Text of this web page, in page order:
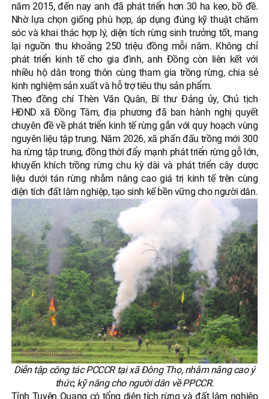
năm 2015, đến nay anh đã phát triển hơn 30 ha keo, bồ đề.
Nhờ lựa chọn giống phù hợp, áp dụng đúng kỹ thuật chăm
sóc và khai thác hợp lý, diện tích rừng sinh trưởng tốt, mang
lại nguồn thu khoảng 250 triệu đồng mỗi năm. Không chỉ
phát triển kinh tế cho gia đình, anh Đồng còn liên kết với
nhiều hộ dân trong thôn cùng tham gia trồng rừng, chia sẻ
kinh nghiệm sản xuất và hỗ trợ tiêu thụ sản phẩm.
Theo đồng chí Thèn Văn Quân, Bí thư Đảng ủy, Chủ tịch
HĐND xã Đồng Tâm, địa phương đã ban hành nghị quyết
chuyên đề về phát triển kinh tế rừng gắn với quy hoạch vùng
nguyên liệu tập trung. Năm 2026, xã phấn đấu trồng mới 300
ha rừng tập trung, đồng thời đẩy mạnh phát triển rừng gỗ lớn,
khuyến khích trồng rừng chu kỳ dài và phát triển cây dược
liệu dưới tán rừng nhằm nâng cao giá trị kinh tế trên cùng
diện tích đất lâm nghiệp, tạo sinh kế bền vững cho người dân.
Diễn tập công tác PCCCR tại xã Đông Thọ, nhằm nâng cao ý
thức, kỹ năng cho người dân về PPCCR.
Tỉnh Tuyên Quang có tổng diện tích rừng và đất lâm nghiệp